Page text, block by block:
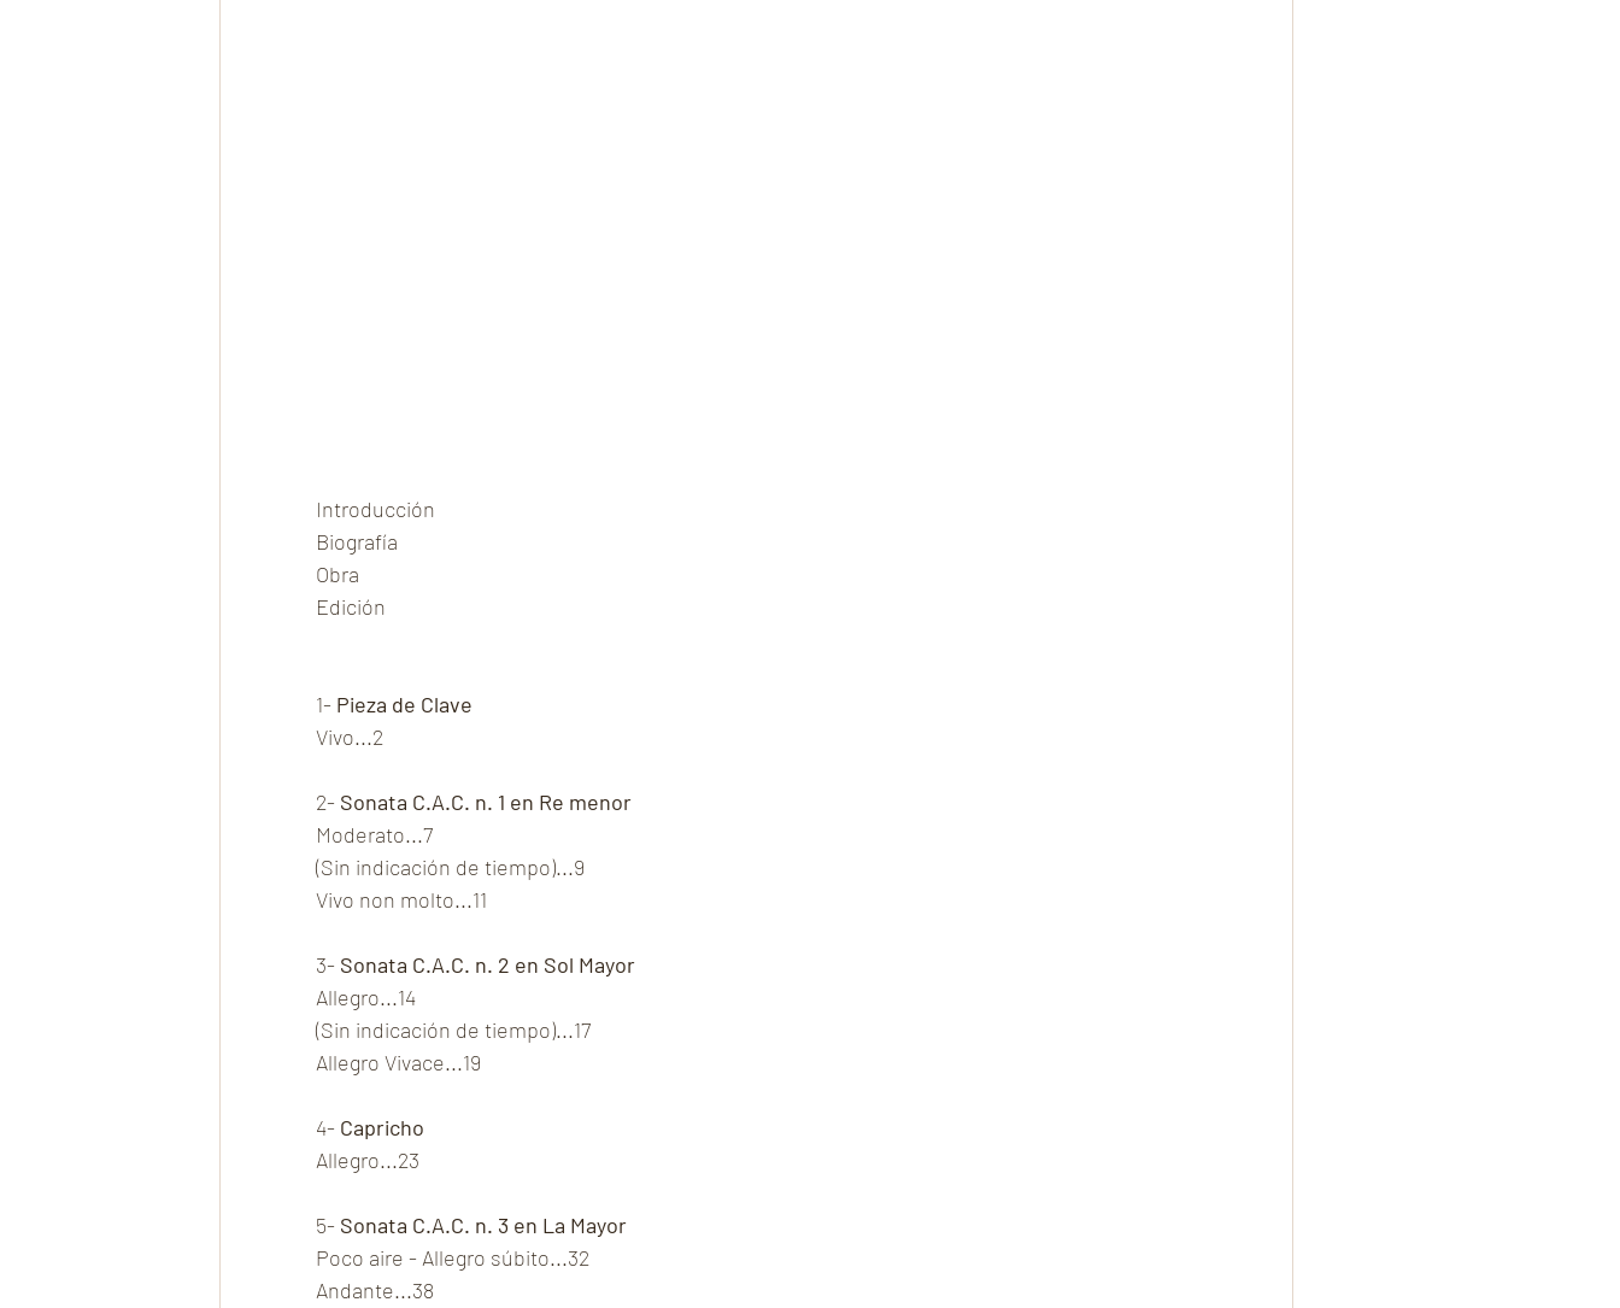
Introducción
Biografía
Obra
Edición
1- Pieza de Clave
Vivo...2
2- Sonata C.A.C. n. 1 en Re menor
Moderato...7
(Sin indicación de tiempo)...9
Vivo non molto...11
3- Sonata C.A.C. n. 2 en Sol Mayor
Allegro...14
(Sin indicación de tiempo)...17
Allegro Vivace...19
4- Capricho
Allegro...23
5- Sonata C.A.C. n. 3 en La Mayor
Poco aire - Allegro súbito...32
Andante...38